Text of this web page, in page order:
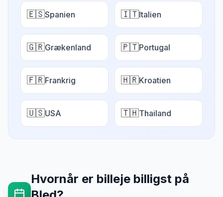
🇪🇸Spanien 🇮🇹Italien
🇬🇷Grækenland 🇵🇹Portugal
🇫🇷Frankrig 🇭🇷Kroatien
🇺🇸USA 🇹🇭Thailand
Hvornår er billeje billigst på